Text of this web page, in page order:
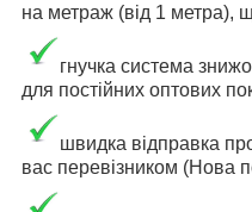
на метраж (від 1 метра),
гнучка система
для постійних оптових
швидка відправка
вас перевізником (Нова